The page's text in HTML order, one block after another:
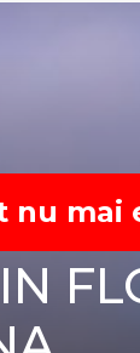
nu mai